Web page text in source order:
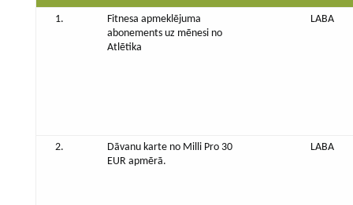
1.
Fitnesa apmeklējuma
abonements uz mēnesi no
Atlētika
LABA
2.
Dāvanu karte no Milli Pro 30
EUR apmērā.
LABA